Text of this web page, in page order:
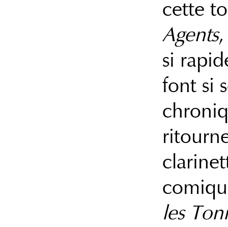
cette
Agents
si
font si
les